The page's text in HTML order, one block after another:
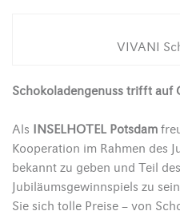
VIVANI
Schokoladengenuss trifft auf
Als INSELHOTEL Potsdam
Kooperation im Rahmen des
bekannt zu geben und Teil
Jubiläumsgewinnspiels zu
Sie sich tolle Preise – von